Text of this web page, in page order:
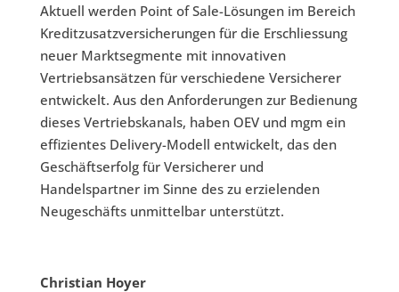
Aktuell werden Point of Sale-Lösungen im Bereich
Kreditzusatzversicherungen für die Erschliessung
neuer Marktsegmente mit innovativen
Vertriebsansätzen für verschiedene Versicherer
entwickelt. Aus den Anforderungen zur Bedienung
dieses Vertriebskanals, haben OEV und mgm ein
effizientes Delivery-Modell entwickelt, das den
Geschäftserfolg für Versicherer und
Handelspartner im Sinne des zu erzielenden
Neugeschäfts unmittelbar unterstützt.
Christian Hoyer